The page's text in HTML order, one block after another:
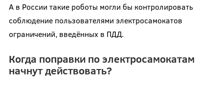
А в России такие роботы могли бы контролировать
соблюдение пользователями электросамокатов
ограничений, введённых в ПДД.
Когда поправки по электросамокатам
начнут действовать?